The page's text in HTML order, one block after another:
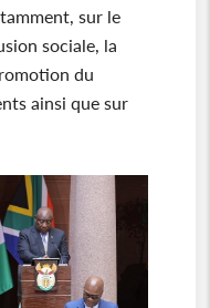
sur le
sociale, la
du
ainsi que sur